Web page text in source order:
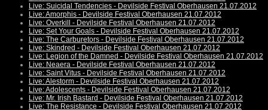
Live: Suicidal Tendencies - Devilside Festival Oberhausen 21.07.2012
Live: Amorphis - Devilside Festival Oberhausen 21.07.2012
Live: Overkill - Devilside Festival Oberhausen 21.07.2012
Live: Set Your Goals - Devilside Festival Oberhausen 21.07.2012
Live: The Carburetors - Devilside Festival Oberhausen 21.07.2012
Live: Skindred - Devilside Festival Oberhausen 21.07.2012
Live: Legion of the Damned - Devilside Festival Oberhausen 21.07.2012
Live: Neaera - Devilside Festival Oberhausen 21.07.2012
Live: Saint Vitus - Devilside Festival Oberhausen 21.07.2012
Live: Alestorm - Devilside Festival Oberhausen 21.07.2012
Live: Adolescents - Devilside Festival Oberhausen 21.07.2012
Live: Mr. Irish Bastard - Devilside Festival Oberhausen 21.07.2012
Live: The Resistance - Devilside Festival Oberhausen 21.07.2012